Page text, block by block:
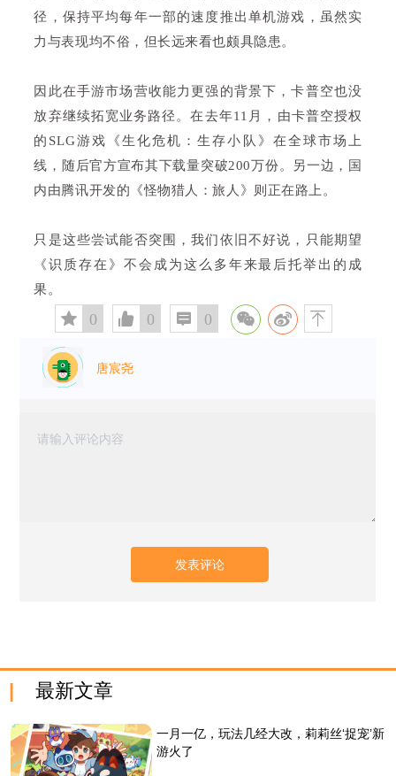
径，保持平均每年一部的速度推出单机游戏，虽然实
力与表现均不俗，但长远来看也颇具隐患。
因此在手游市场营收能力更强的背景下，卡普空也没
放弃继续拓宽业务路径。在去年11月，由卡普空授权
的SLG游戏《生化危机：生存小队》在全球市场上
线，随后官方宣布其下载量突破200万份。另一边，国
内由腾讯开发的《怪物猎人：旅人》则正在路上。
只是这些尝试能否突围，我们依旧不好说，只能期望
《识质存在》不会成为这么多年来最后托举出的成
果。
󰅄 0  0  0 
唐宸尧
最新文章
一月一亿，玩法几经大改，莉莉丝‘捉宠’新
游火了